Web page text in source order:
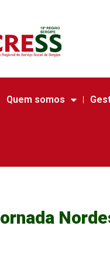
Quem somos